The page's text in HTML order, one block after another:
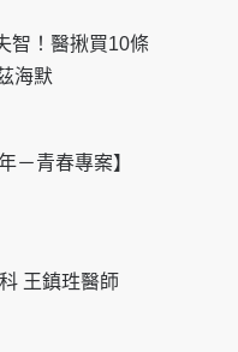
智！醫揪買10條
海默
－青春專案】
王鎮珄醫師